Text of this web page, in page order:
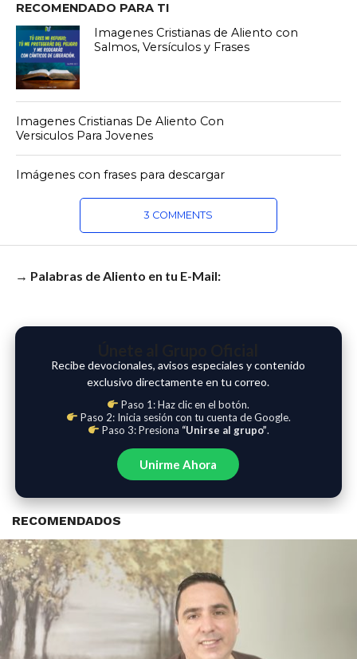
RECOMENDADO PARA TI
Imagenes Cristianas de Aliento con
Salmos, Versículos y Frases
Imagenes Cristianas De Aliento Con
Versiculos Para Jovenes
Imágenes con frases para descargar
3 COMMENTS
→ Palabras de Aliento en tu E-Mail:
Recibe devocionales, avisos especiales y contenido
exclusivo directamente en tu correo.
Paso 1: Haz clic en el botón.
Paso 2: Inicia sesión con tu cuenta de Google.
Paso 3: Presiona “Unirse al grupo”.
Unirme Ahora
RECOMENDADOS